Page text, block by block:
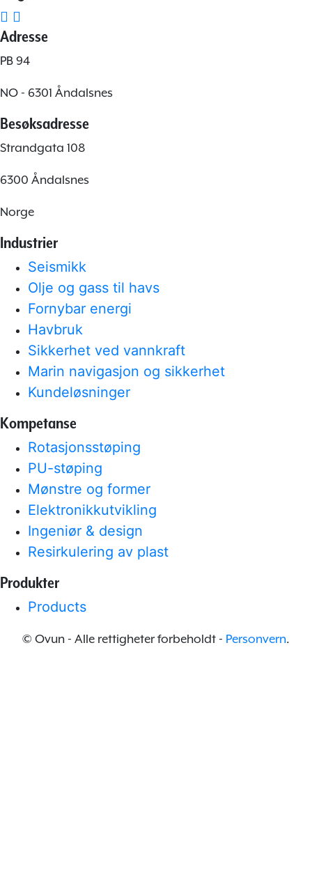
Adresse
PB 94
NO - 6301 Åndalsnes
Besøksadresse
Strandgata 108
6300 Åndalsnes
Norge
Industrier
Seismikk
Olje og gass til havs
Fornybar energi
Havbruk
Sikkerhet ved vannkraft
Marin navigasjon og sikkerhet
Kundeløsninger
Kompetanse
Rotasjonsstøping
PU-støping
Mønstre og former
Elektronikkutvikling
Ingeniør & design
Resirkulering av plast
Produkter
Products
© Ovun - Alle rettigheter forbeholdt - Personvern.